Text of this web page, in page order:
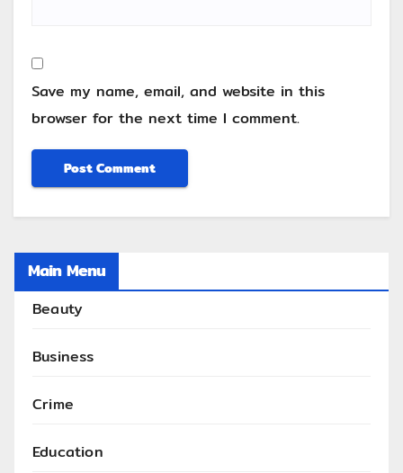
Save my name, email, and website in this
browser for the next time I comment.
Main Menu
Beauty
Business
Crime
Education